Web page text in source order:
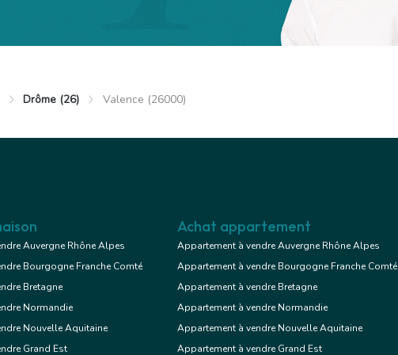
€ Appartement
garage/box
Voir le bien
Drôme (26) Valence (26000)
Auvergne Rhône Alpes
Bourgogne Franche Comté
Bretagne
Normandie
Nouvelle Aquitaine
Grand Est
Achat appartement
Appartement à vendre Auvergne Rhône Alpes
Appartement à vendre Bourgogne Franche Comté
Appartement à vendre Bretagne
Appartement à vendre Normandie
Appartement à vendre Nouvelle Aquitaine
Appartement à vendre Grand Est